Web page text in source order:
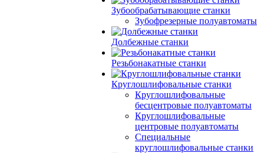
Зубообрабатывающие станки
Зубофрезерные полуавтоматы
Долбежные станки
Резьбонакатные станки
Круглошлифовальные станки
Круглошлифовальные
бесцентровые полуавтоматы
Круглошлифовальные
центровые полуавтоматы
Специальные
круглошлифовальные станки